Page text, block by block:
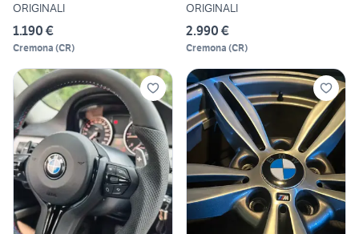
ORIGINALI
1.190 €
Cremona (CR)
ORIGINALI
2.990 €
Cremona (CR)